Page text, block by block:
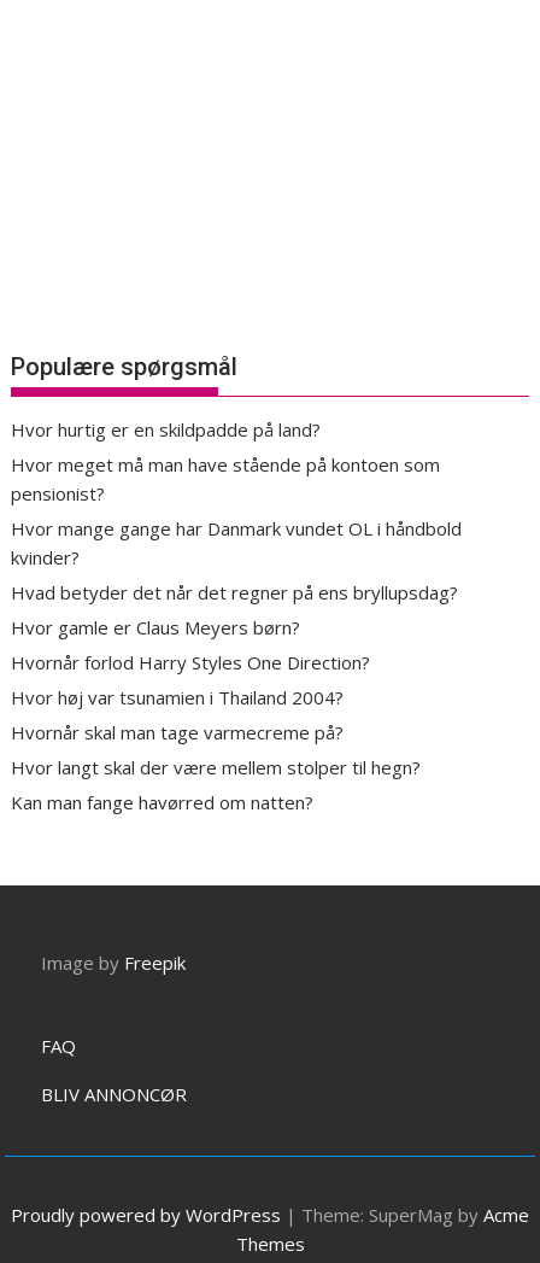
Populære spørgsmål
Hvor hurtig er en skildpadde på land?
Hvor meget må man have stående på kontoen som
pensionist?
Hvor mange gange har Danmark vundet OL i håndbold
kvinder?
Hvad betyder det når det regner på ens bryllupsdag?
Hvor gamle er Claus Meyers børn?
Hvornår forlod Harry Styles One Direction?
Hvor høj var tsunamien i Thailand 2004?
Hvornår skal man tage varmecreme på?
Hvor langt skal der være mellem stolper til hegn?
Kan man fange havørred om natten?
Image by Freepik
FAQ
BLIV ANNONCØR
Proudly powered by WordPress | Theme: SuperMag by Acme
Themes